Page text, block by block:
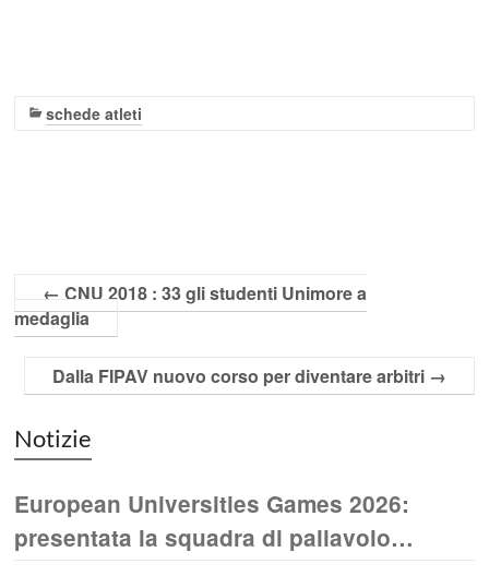
schede atleti
← CNU 2018 : 33 gli studenti Unimore a
medaglia
Dalla FIPAV nuovo corso per diventare arbitri →
Notizie
European Universities Games 2026:
presentata la squadra di pallavolo